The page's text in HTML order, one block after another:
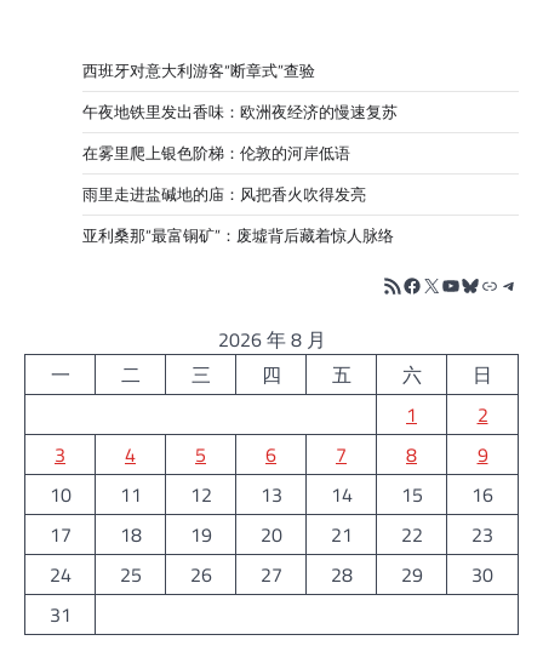
西班牙对意大利游客“断章式”查验
午夜地铁里发出香味：欧洲夜经济的慢速复苏
在雾里爬上银色阶梯：伦敦的河岸低语
雨里走进盐碱地的庙：风把香火吹得发亮
亚利桑那“最富铜矿”：废墟背后藏着惊人脉络
RSS FeedFacebook
X YouTube
Bluesky
链接
2026 年 8 月
一
二 三 四 五 六
日
1
2
3
4 5 6 7 8
9
10
11 12 13 14 15
16
17
18 19 20 21 22
23
24
25 26 27 28 29
30
31